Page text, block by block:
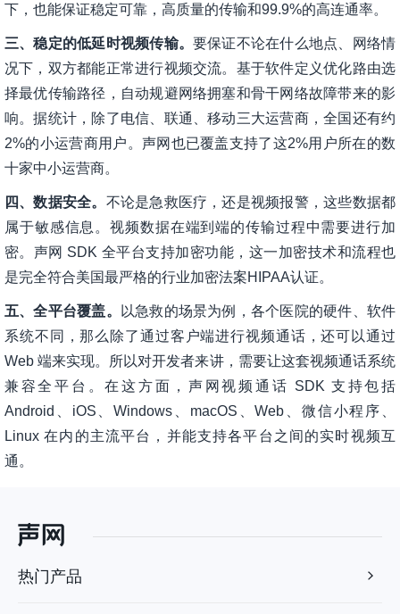
下，也能保证稳定可靠，高质量的传输和99.9%的高连通率。
三、稳定的低延时视频传输。 要保证不论在什么地点、网络情
况下，双方都能正常进行视频交流。基于软件定义优化路由选
择最优传输路径，自动规避网络拥塞和骨干网络故障带来的影
响。据统计，除了电信、联通、移动三大运营商，全国还有约
2%的小运营商用户。声网也已覆盖支持了这2%用户所在的数
十家中小运营商。
四、数据安全。 不论是急救医疗，还是视频报警，这些数据都
属于敏感信息。视频数据在端到端的传输过程中需要进行加
密。声网 SDK 全平台支持加密功能，这一加密技术和流程也
是完全符合美国最严格的行业加密法案HIPAA认证。
五、全平台覆盖。
以急救的场景为例，各个医院的硬件、软件
系统不同，那么除了通过客户端进行视频通话，还可以通过
Web 端来实现。所以对开发者来讲，需要让这套视频通话系统
兼容全平台。在这方面，声网视频通话 SDK 支持包括
Android、iOS、Windows、macOS、Web、微信小程序、
Linux 在内的主流平台，并能支持各平台之间的实时视频互
通。
热门产品